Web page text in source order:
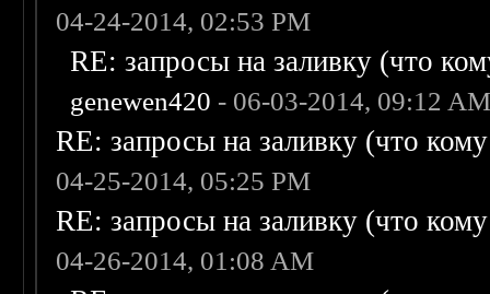
04-24-2014, 02:53 PM
RE: запросы на заливку (что
genewen420 - 06-03-2014, 09:12
RE: запросы на заливку (что
04-25-2014, 05:25 PM
RE: запросы на заливку (что
04-26-2014, 01:08 AM